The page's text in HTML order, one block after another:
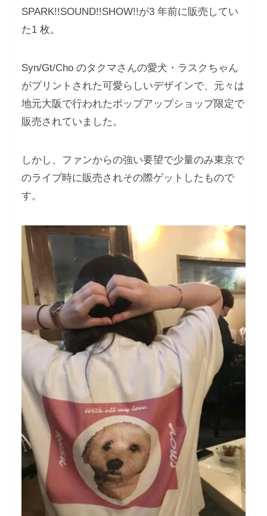
SPARK!!SOUND!!SHOW!!が3 年前に販売してい
た1 枚。
Syn/Gt/Cho のタクマさんの愛⽝・ラスクちゃん
がプリントされた可愛らしいデザインで、元々は
地元⼤阪で⾏われたポップアップショップ限定で
販売されていました。
しかし、ファンからの強い要望で少量のみ東京で
のライブ時に販売されその際ゲットしたもので
す。